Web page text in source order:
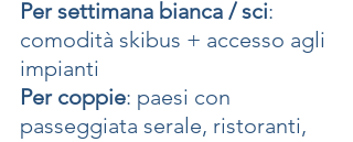
Per settimana bianca / sci:
comodità skibus + accesso agli
impianti
Per coppie: paesi con
passeggiata serale, ristoranti,